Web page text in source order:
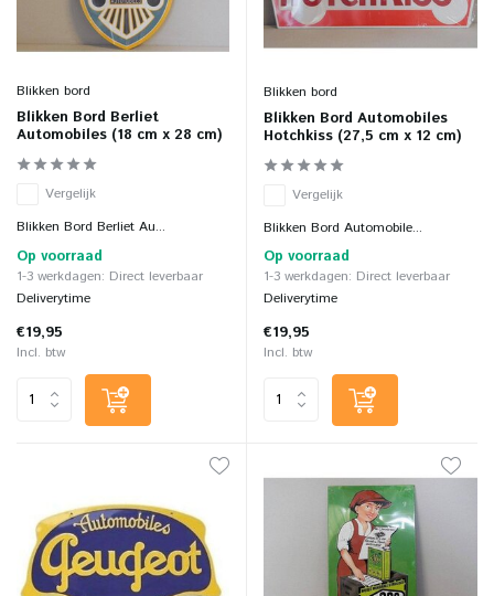
Blikken bord
Blikken Bord Berliet
Automobiles (18 cm x 28 cm)
Vergelijk
Blikken Bord Berliet Au...
Op voorraad
1-3 werkdagen: Direct leverbaar
Deliverytime
€19,95
Incl. btw
Blikken bord
Blikken Bord Automobiles
Hotchkiss (27,5 cm x 12 cm)
Vergelijk
Blikken Bord Automobile...
Op voorraad
1-3 werkdagen: Direct leverbaar
Deliverytime
€19,95
Incl. btw